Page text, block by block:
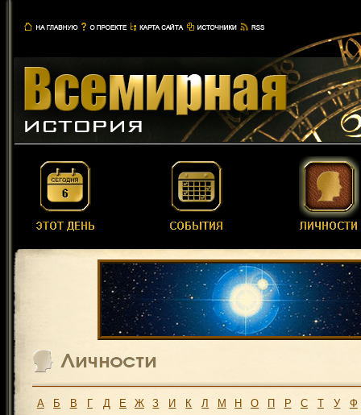
А Б В Г Д Е Ж З И К Л М Н О П Р С Т У Ф